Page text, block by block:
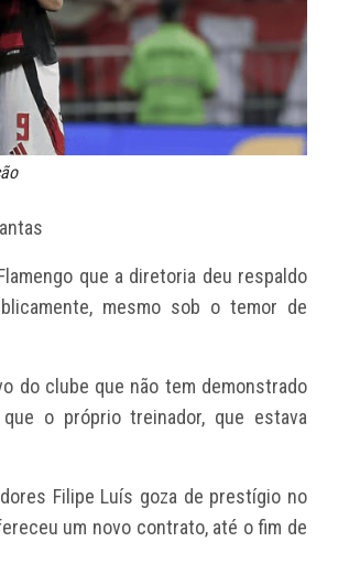
que a diretoria deu respaldo
mesmo sob o temor de
do clube que não tem demonstrado
o próprio treinador, que estava
Filipe Luís goza de prestígio no
um novo contrato, até o fim de